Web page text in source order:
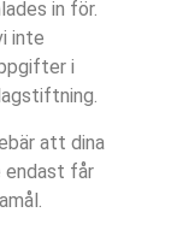
in för.
inte
i
att dina
endast får